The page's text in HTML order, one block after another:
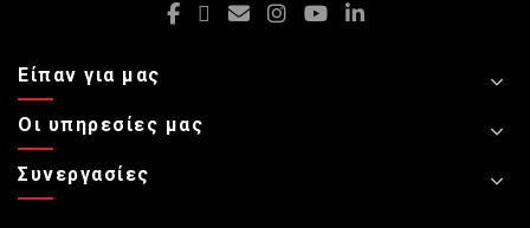
Είπαν για μας
Οι υπηρεσίες μας
Συνεργασίες